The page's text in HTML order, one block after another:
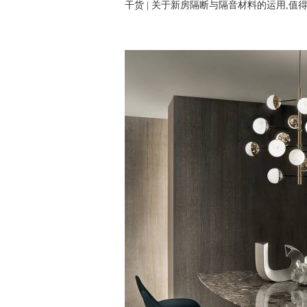
干货 | 关于新房隔断与隔音材料的运用,值